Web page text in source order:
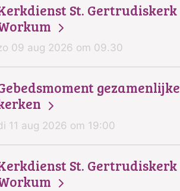
St. Gertrudiskerk
09 aug 2026 om 09.30
gezamenlijke
11 aug 2026 om 19:00
St. Gertrudiskerk